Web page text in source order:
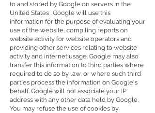
to and stored by Google on servers in the
United States . Google will use this
information for the purpose of evaluating your
use of the website, compiling reports on
website activity for website operators and
providing other services relating to website
activity and internet usage. Google may also
transfer this information to third parties where
required to do so by law, or where such third
parties process the information on Google's
behalf. Google will not associate your IP
address with any other data held by Google.
You may refuse the use of cookies by